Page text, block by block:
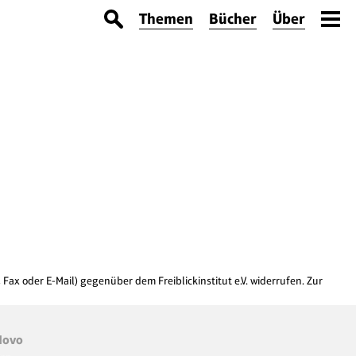
Themen Bücher Über
oder E-Mail) gegenüber dem Freiblickinstitut e.V. widerrufen. Zur